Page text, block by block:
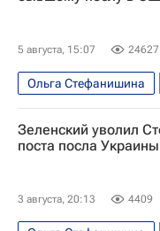
5 августа, 15:07 24627
Ольга Стефанишина
Зеленский уволил
поста посла
3 августа, 20:13 4409